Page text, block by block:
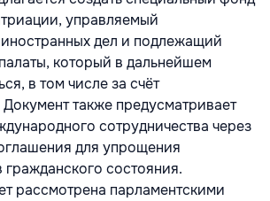
управляемый
дел и подлежащий
который в дальнейшем
в том числе за счёт
также предусматривает
сотрудничества через
для упрощения
гражданского состояния.
рассмотрена парламентскими